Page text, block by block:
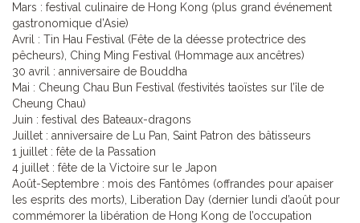
Mars : festival culinaire de Hong Kong (plus grand événement
gastronomique d’Asie)
Avril : Tin Hau Festival (Fête de la déesse protectrice des
pêcheurs), Ching Ming Festival (Hommage aux ancêtres)
30 avril : anniversaire de Bouddha
Mai : Cheung Chau Bun Festival (festivités taoïstes sur l’île de
Cheung Chau)
Juin : festival des Bateaux-dragons
Juillet : anniversaire de Lu Pan, Saint Patron des bâtisseurs
1 juillet : fête de la Passation
4 juillet : fête de la Victoire sur le Japon
Août-Septembre : mois des Fantômes (offrandes pour apaiser
les esprits des morts), Liberation Day (dernier lundi d’août pour
commémorer la libération de Hong Kong de l’occupation